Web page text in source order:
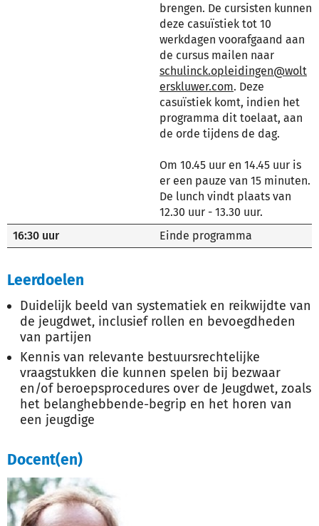
brengen. De cursisten kunnen
deze casuïstiek tot 10
werkdagen voorafgaand aan
de cursus mailen naar
schulinck.opleidingen@wolt
erskluwer.com. Deze
casuïstiek komt, indien het
programma dit toelaat, aan
de orde tijdens de dag.
Om 10.45 uur en 14.45 uur is
er een pauze van 15 minuten.
De lunch vindt plaats van
12.30 uur - 13.30 uur.
16:30 uur
Einde programma
Leerdoelen
Duidelijk beeld van systematiek en reikwijdte van
de jeugdwet, inclusief rollen en bevoegdheden
van partijen
Kennis van relevante bestuursrechtelijke
vraagstukken die kunnen spelen bij bezwaar
en/of beroepsprocedures over de Jeugdwet, zoals
het belanghebbende-begrip en het horen van
een jeugdige
Docent(en)